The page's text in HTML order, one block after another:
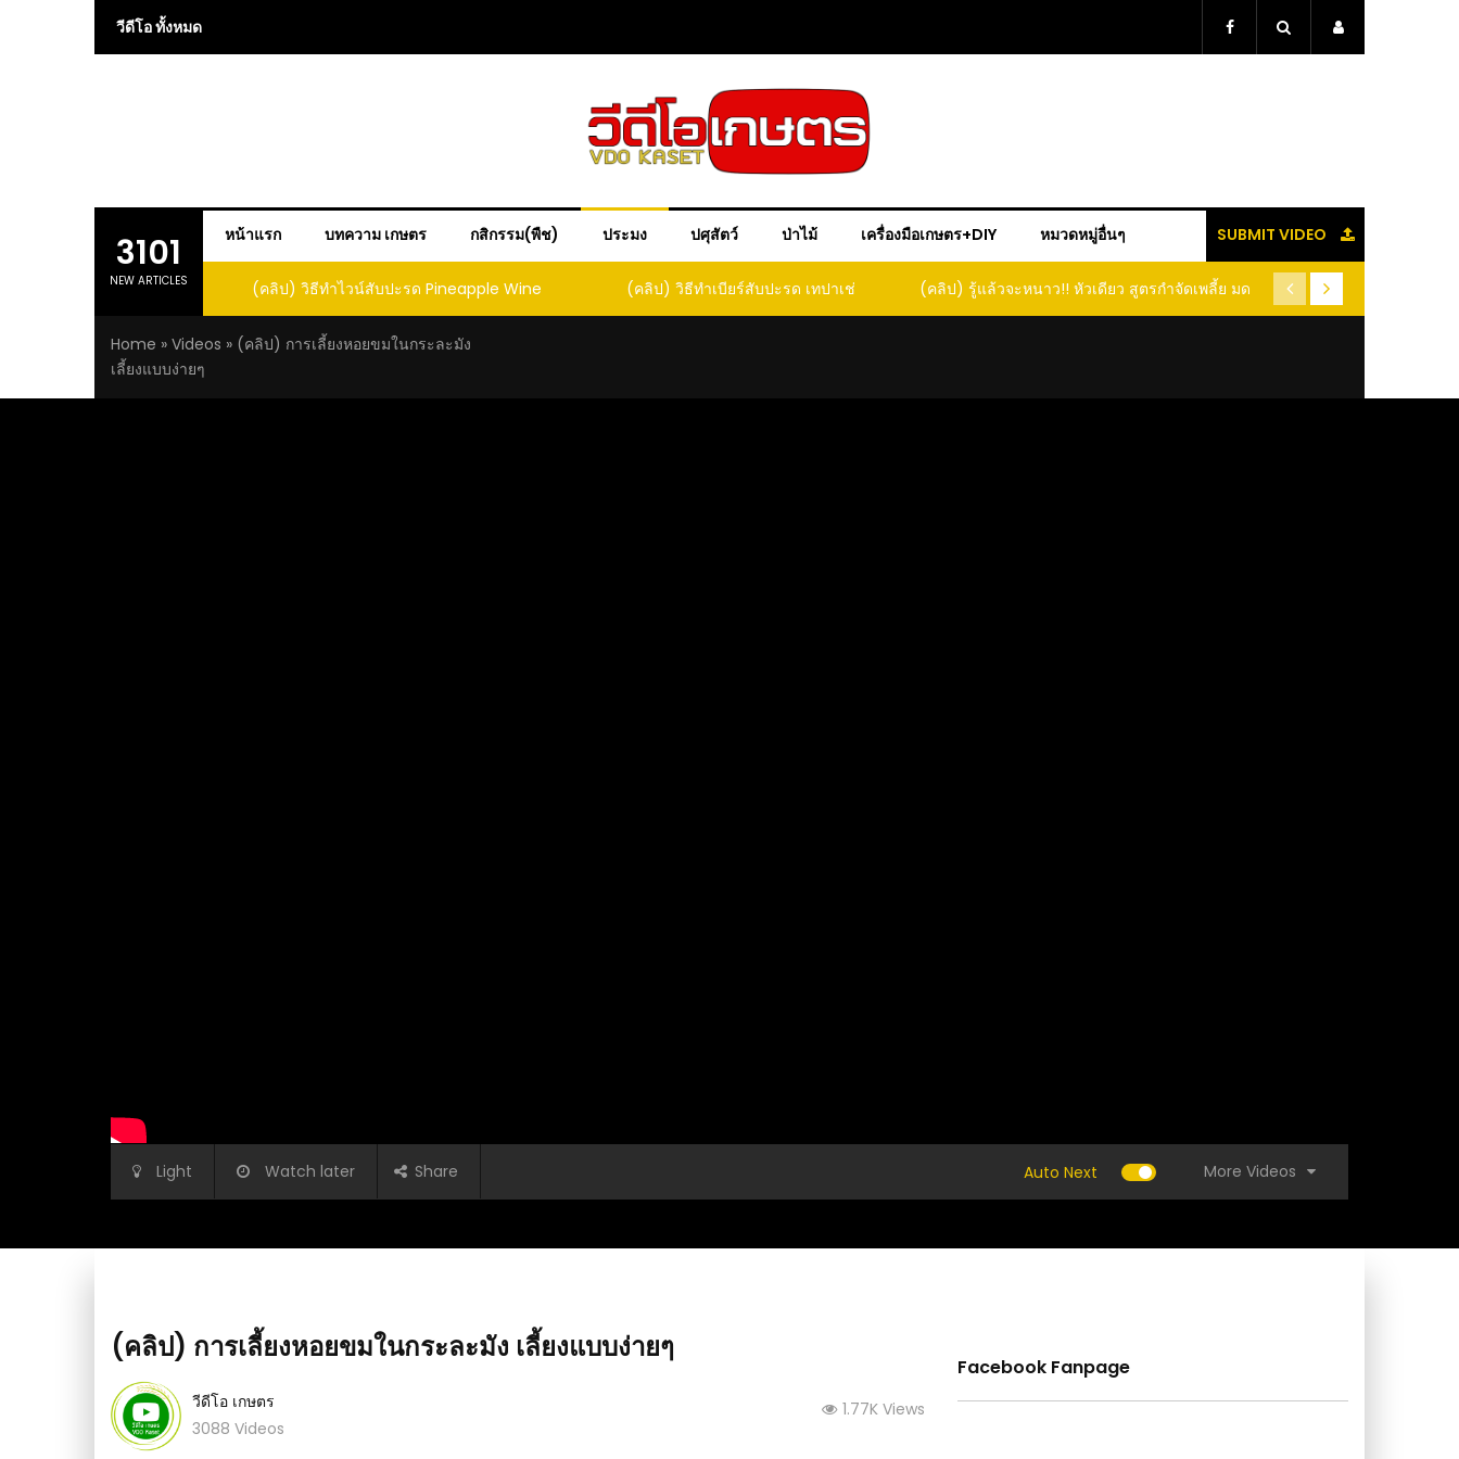
วีดีโอ ทั้งหมด
3101
NEW ARTICLES
หน้าแรก บทความ เกษตร กสิกรรม(พืช) ประมง ปศุสัตว์ ป่าไม้ เครื่องมือเกษตร+DIY หมวดหมู่อื่นๆ SUBMIT VIDEO
ปลูกแคนตาลูปในถัง จะได้ผลลูก
in a barrel would yield
(คลิป) วิธีทำไวน์สับปะรด Pineapple Wine (คลิป) วิธีทำเบียร์สับปะรด เทปาเช่
(คลิป) รู้แล้วจะหนาว!! หัวเดียว สูตรกำจัดเพลี้ย มด
หนอนแมลง หนีกระเจิงทั้งสวน ลองทำดูสิ
(คลิป) ปลูกทุเรียนง่ายๆ ปลูก
ต้นคู่ แบบเสียบยอ
Home » Videos » (คลิป) การเลี้ยงหอยขมในกระละมัง
เลี้ยงแบบง่ายๆ
Light Watch later Share Auto Next More Videos
ขายที่ดิน​ แบบไหนถูก
(คลิป) Howto วิธีล้างชักโครกให้สะอาด ใสปิ้งเหมือน
(คลิป) การเลี้ยงหอยขมในกระละมัง เลี้ยงแบบง่ายๆ
วีดีโอ เกษตร
3088 Videos
1.77K Views
Facebook Fanpage